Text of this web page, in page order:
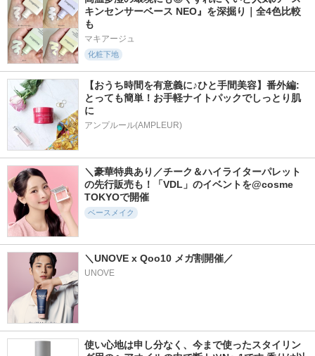
キンセンサーベース NEO』を深掘り｜全4色比較
も
マキアージュ
化粧下地
【おうち時間を有意義に♪ひと手間美容】番外編:
とっても簡単！お手軽ナイトパックでしっとり肌
に
アンプルール(AMPLEUR)
＼豪華特典あり／チーク＆ハイライターパレット
の先行販売も！「VDL」のイベントを@cosme
TOKYOで開催
ベースメイク
＼UNOVE x Qoo10 メガ割開催／
UNOVE
使い心地は申し分なく、今まで使ったスタイリン